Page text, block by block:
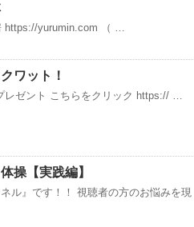
https://yurumin.com （ …
ワット！
レゼント こちらをクリック https:// …
操【実践編】
ル』です！！ 視聴者の方のお悩みを現